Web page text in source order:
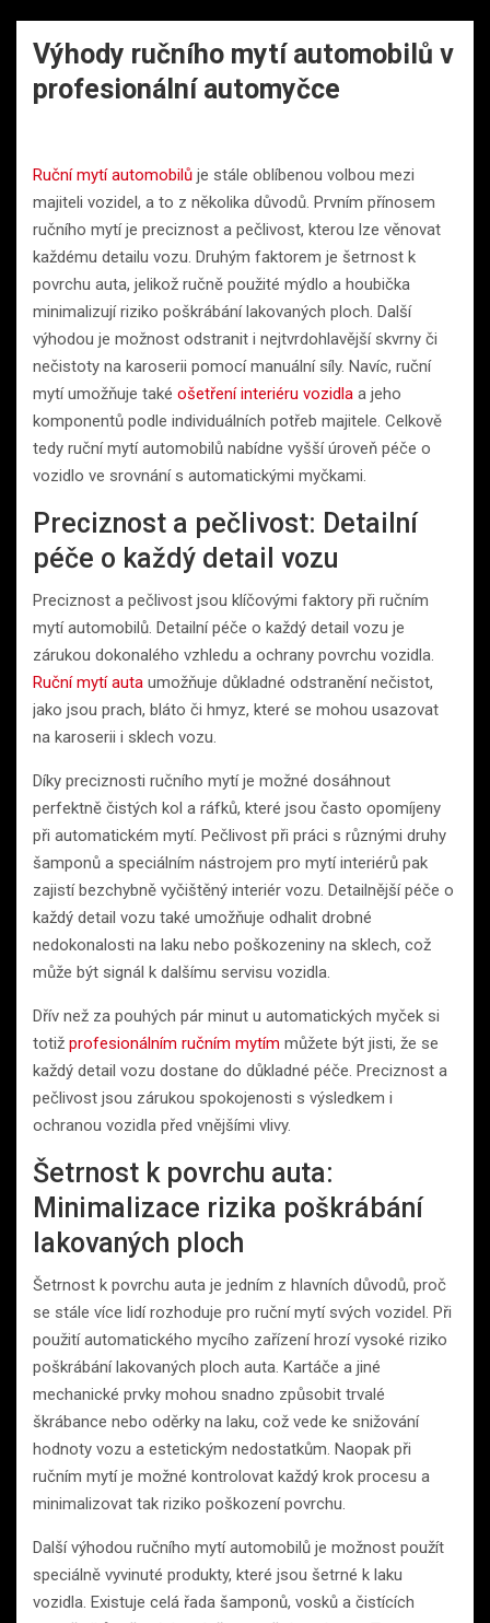
Výhody ručního mytí automobilů v
profesionální automyčce
Ruční mytí automobilů je stále oblíbenou volbou mezi
majiteli vozidel, a to z několika důvodů. Prvním přínosem
ručního mytí je preciznost a pečlivost, kterou lze věnovat
každému detailu vozu. Druhým faktorem je šetrnost k
povrchu auta, jelikož ručně použité mýdlo a houbička
minimalizují riziko poškrábání lakovaných ploch. Další
výhodou je možnost odstranit i nejtvrdohlavější skvrny či
nečistoty na karoserii pomocí manuální síly. Navíc, ruční
mytí umožňuje také ošetření interiéru vozidla a jeho
komponentů podle individuálních potřeb majitele. Celkově
tedy ruční mytí automobilů nabídne vyšší úroveň péče o
vozidlo ve srovnání s automatickými myčkami.
Preciznost a pečlivost: Detailní
péče o každý detail vozu
Preciznost a pečlivost jsou klíčovými faktory při ručním
mytí automobilů. Detailní péče o každý detail vozu je
zárukou dokonalého vzhledu a ochrany povrchu vozidla.
Ruční mytí auta umožňuje důkladné odstranění nečistot,
jako jsou prach, bláto či hmyz, které se mohou usazovat
na karoserii i sklech vozu.
Díky preciznosti ručního mytí je možné dosáhnout
perfektně čistých kol a ráfků, které jsou často opomíjeny
při automatickém mytí. Pečlivost při práci s různými druhy
šamponů a speciálním nástrojem pro mytí interiérů pak
zajistí bezchybně vyčištěný interiér vozu. Detailnější péče o
každý detail vozu také umožňuje odhalit drobné
nedokonalosti na laku nebo poškozeniny na sklech, což
může být signál k dalšímu servisu vozidla.
Dřív než za pouhých pár minut u automatických myček si
totiž profesionálním ručním mytím můžete být jisti, že se
každý detail vozu dostane do důkladné péče. Preciznost a
pečlivost jsou zárukou spokojenosti s výsledkem i
ochranou vozidla před vnějšími vlivy.
Šetrnost k povrchu auta:
Minimalizace rizika poškrábání
lakovaných ploch
Šetrnost k povrchu auta je jedním z hlavních důvodů, proč
se stále více lidí rozhoduje pro ruční mytí svých vozidel. Při
použití automatického mycího zařízení hrozí vysoké riziko
poškrábání lakovaných ploch auta. Kartáče a jiné
mechanické prvky mohou snadno způsobit trvalé
škrábance nebo oděrky na laku, což vede ke snižování
hodnoty vozu a estetickým nedostatkům. Naopak při
ručním mytí je možné kontrolovat každý krok procesu a
minimalizovat tak riziko poškození povrchu.
Další výhodou ručního mytí automobilů je možnost použít
speciálně vyvinuté produkty, které jsou šetrné k laku
vozidla. Existuje celá řada šamponů, vosků a čistících